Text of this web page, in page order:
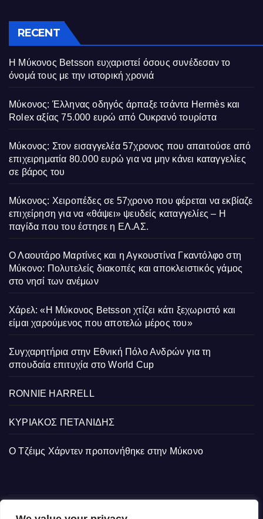
RECENT
Η Μύκονος Betsson ευχαριστεί όσους συνέδεσαν το
όνομά τους με την ιστορική χρονιά
Μύκονος: Έλληνας οδηγός άρπαξε τσάντα Hermès και
Rolex αξίας 75.000 ευρώ από Ουκρανό τουρίστα
Μύκονος: Στον εισαγγελέα 57χρονος που απαιτούσε από
επιχειρηματία 80.000 ευρώ για να μην κάνει καταγγελίες
σε βάρος του
Μύκονος: Χειροπέδες σε 57χρονο που φέρεται να εκβίαζε
επιχείρηση για να «θάψει» ψευδείς καταγγελίες – Η
παγίδα που του έστησε η ΕΛ.ΑΣ.
Ο Λαουτάρο Μαρτίνες και η Αγκουστίνα Γκαντόλφο στη
Μύκονο: Πολυτελείς διακοπές και αποκλειστικός γάμος
στο νησί των ανέμων
Χάρελ: «Η Μύκονος Betsson χτίζει κάτι ξεχωριστό και
είμαι χαρούμενος που αποτελώ μέρος του»
Συγχαρητήρια στην Εθνική Πόλο Ανδρών για τη
σπουδαία επιτυχία στο World Cup
RONNIE HARRELL
ΚΥΡΙΑΚΟΣ ΠΕΤΑΝΙΔΗΣ
Ο Τζέιμς Χάρντεν προπονήθηκε στην Μύκονο